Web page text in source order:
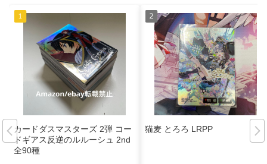
カードダスマスターズ 2弾 コー
ドギアス反逆のルルーシュ 2nd
全90種
猫麦 とろろ LRPP